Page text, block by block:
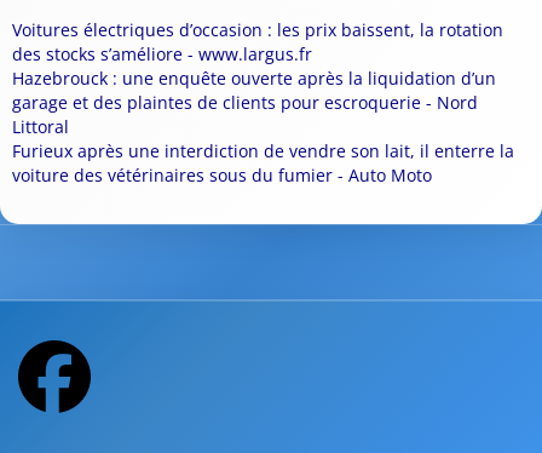
Voitures électriques d’occasion : les prix baissent, la rotation
des stocks s’améliore - www.largus.fr
Hazebrouck : une enquête ouverte après la liquidation d’un
garage et des plaintes de clients pour escroquerie - Nord
Littoral
Furieux après une interdiction de vendre son lait, il enterre la
voiture des vétérinaires sous du fumier - Auto Moto